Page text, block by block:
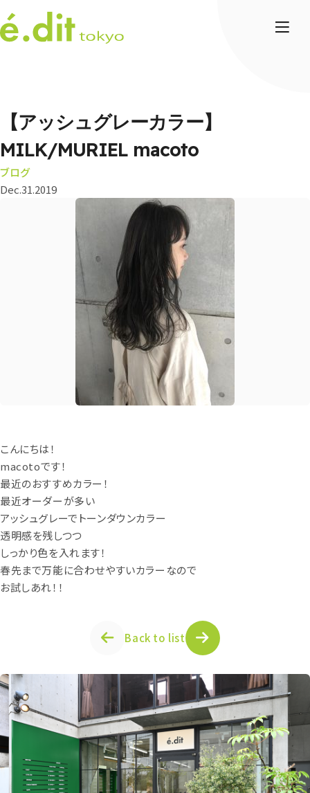
【アッシュグレーカラー】
MILK/MURIEL macoto
ブログ
Dec.31.2019
こんにちは！
macotoです！
最近のおすすめカラー！
最近オーダーが多い
アッシュグレーでトーンダウンカラー
透明感を残しつつ
しっかり色を入れます！
春先まで万能に合わせやすいカラーなので
お試しあれ！！
Back to list